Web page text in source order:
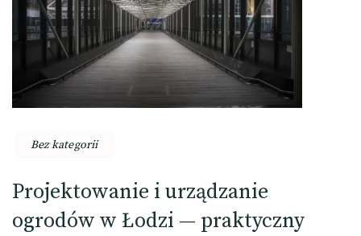
Bez kategorii
Projektowanie i urządzanie
ogrodów w Łodzi — praktyczny